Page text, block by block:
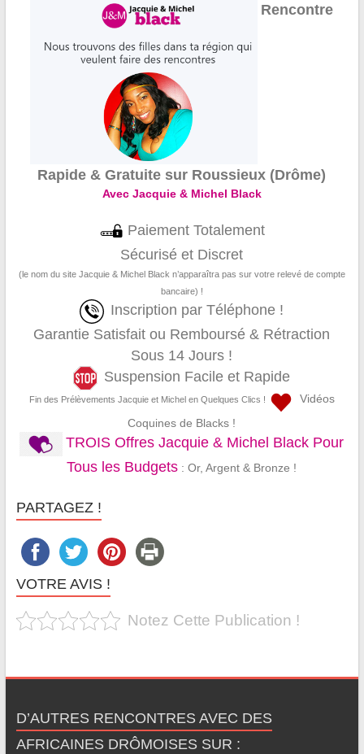
Rencontre
Rapide & Gratuite sur Roussieux (Drôme)
Avec Jacquie & Michel Black
Paiement Totalement
Sécurisé et Discret
(le nom du site Jacquie & Michel Black n’apparaîtra pas sur votre relevé de compte
bancaire) !
Inscription par Téléphone !
Garantie Satisfait ou Remboursé & Rétraction
Sous 14 Jours !
Suspension Facile et Rapide
Fin des Prélèvements Jacquie et Michel en Quelques Clics !
Vidéos
Coquines de Blacks !
TROIS Offres Jacquie & Michel Black Pour
Tous les Budgets : Or, Argent & Bronze !
PARTAGEZ !
VOTRE AVIS !
Notez Cette Publication !
D’AUTRES RENCONTRES AVEC DES
AFRICAINES DRÔMOISES SUR :